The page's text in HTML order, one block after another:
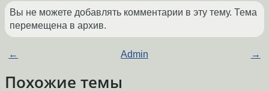
Вы не можете добавлять комментарии в эту тему. Тема
перемещена в архив.
← Admin →
Похожие темы